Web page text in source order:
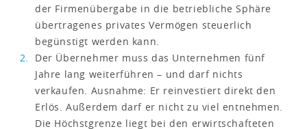
der Firmenübergabe in die betriebliche Sphäre
übertragenes privates Vermögen steuerlich
begünstigt werden kann.
Der Übernehmer muss das Unternehmen fünf
Jahre lang weiterführen – und darf nichts
verkaufen. Ausnahme: Er reinvestiert direkt den
Erlös. Außerdem darf er nicht zu viel entnehmen.
Die Höchstgrenze liegt bei den erwirtschafteten